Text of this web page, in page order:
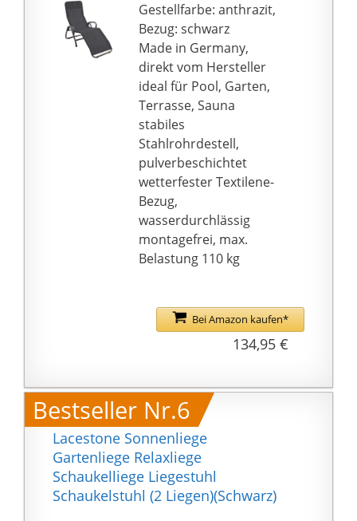
Gestellfarbe: anthrazit,
Bezug: schwarz
Made in Germany,
direkt vom Hersteller
ideal für Pool, Garten,
Terrasse, Sauna
stabiles
Stahlrohrdestell,
pulverbeschichtet
wetterfester Textilene-
Bezug,
wasserdurchlässig
montagefrei, max.
Belastung 110 kg
Bei Amazon kaufen*
134,95 €
Bestseller Nr.6
Lacestone Sonnenliege
Gartenliege Relaxliege
Schaukelliege Liegestuhl
Schaukelstuhl (2 Liegen)(Schwarz)